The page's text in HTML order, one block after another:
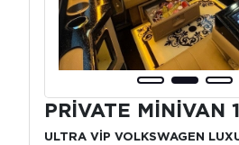
PRİVATE MİNİVAN
ULTRA VİP VOLKSWAGEN